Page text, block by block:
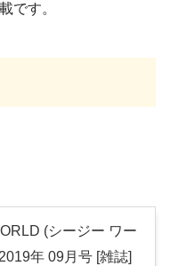
です。
(シージー ワー
年 09月号 [雑誌]